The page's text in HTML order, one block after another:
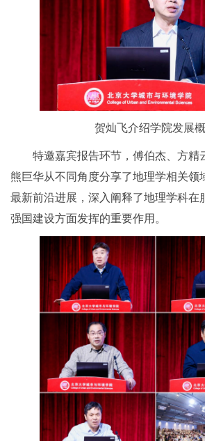
贺灿飞介绍学院发展
特邀嘉宾报告环节，傅伯杰、方精
熊巨华从不同角度分享了地理学相关领
最新前沿进展，深入阐释了地理学科在
强国建设方面发挥的重要作用。